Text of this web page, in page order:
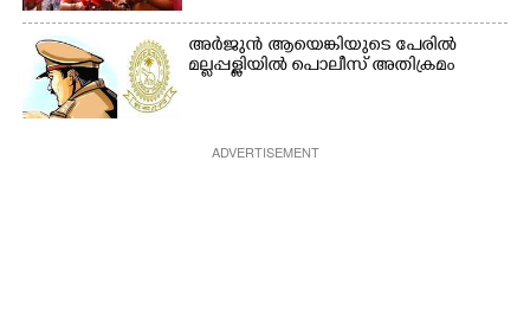
അർജുൻ ആയെങ്കിയുടെ പേരിൽ
മല്ലപ്പള്ളിയിൽ പൊലീസ് അതിക്രമം
ADVERTISEMENT